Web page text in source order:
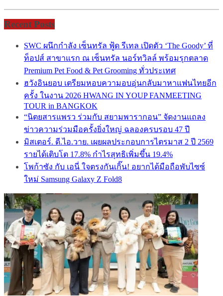
Recent Posts
SWC ผนึกกำลัง เซ็นทรัล ฟู้ด รีเทล เปิดตัว ‘The Goody’ ที่
ท็อปส์ สาขาแรก ณ เซ็นทรัล นอร์ทวิลล์ พร้อมรุกตลาด
Premium Pet Food & Pet Grooming ทั่วประเทศ
ฮวังอินยอบ เตรียมหอบความอบอุ่นกลับมาหาแฟนไทยอีก
ครั้ง ในงาน 2026 HWANG IN YOUP FANMEETING
TOUR in BANGKOK
“นิตยสารแพรว ร่วมกับ สยามพารากอน” จัดงานแถลง
ข่าวความร่วมมือครั้งยิ่งใหญ่ ฉลองครบรอบ 47 ปี
มิสเตอร์. ดี.ไอ.วาย. เผยผลประกอบการไตรมาส 2 ปี 2569
รายได้เติบโต 17.8% กำไรสุทธิเพิ่มขึ้น 19.4%
โพก้าซัง กับ เอนี่ ใจตรงกันเกิ๊น! อยากได้มือถือพับไซซ์
ใหม่ Samsung Galaxy Z Fold8